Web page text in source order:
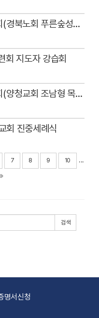
전도와 양육 사역 사례 발표회(경북노회 푸른숲성산교회 최임성 목사)
회 지도자 강습회
전도와 양육 사역 사례 발표회(양청교회 조남형 목사)
회 진중세례식
7 8 9 10 ...
검색
명서신청